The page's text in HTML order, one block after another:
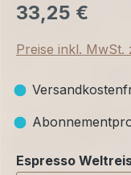
33,25 €
Preise inkl. MwSt.
Espresso